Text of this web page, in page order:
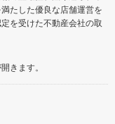
たした優良な店舗運営を
を受けた不動産会社の取
きます。